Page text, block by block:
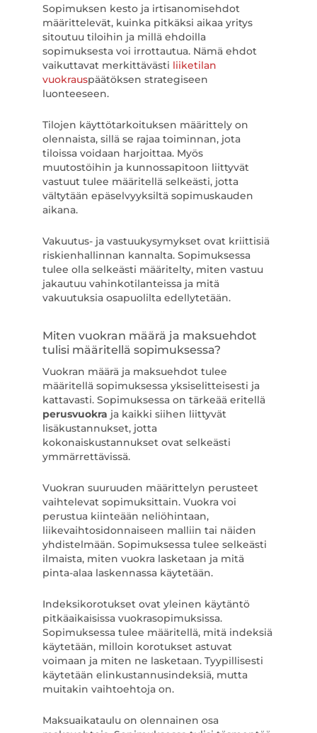
Sopimuksen kesto ja irtisanomisehdot
määrittelevät, kuinka pitkäksi aikaa yritys
sitoutuu tiloihin ja millä ehdoilla
sopimuksesta voi irrottautua. Nämä ehdot
vaikuttavat merkittävästi liiketilan
vuokrauspäätöksen strategiseen
luonteeseen.
Tilojen käyttötarkoituksen määrittely on
olennaista, sillä se rajaa toiminnan, jota
tiloissa voidaan harjoittaa. Myös
muutostöihin ja kunnossapitoon liittyvät
vastuut tulee määritellä selkeästi, jotta
vältytään epäselvyyksiltä sopimuskauden
aikana.
Vakuutus- ja vastuukysymykset ovat kriittisiä
riskienhallinnan kannalta. Sopimuksessa
tulee olla selkeästi määritelty, miten vastuu
jakautuu vahinkotilanteissa ja mitä
vakuutuksia osapuolilta edellytetään.
Miten vuokran määrä ja maksuehdot
tulisi määritellä sopimuksessa?
Vuokran määrä ja maksuehdot tulee
määritellä sopimuksessa yksiselitteisesti ja
kattavasti. Sopimuksessa on tärkeää eritellä
perusvuokra ja kaikki siihen liittyvät
lisäkustannukset, jotta
kokonaiskustannukset ovat selkeästi
ymmärrettävissä.
Vuokran suuruuden määrittelyn perusteet
vaihtelevat sopimuksittain. Vuokra voi
perustua kiinteään neliöhintaan,
liikevaihtosidonnaiseen malliin tai näiden
yhdistelmään. Sopimuksessa tulee selkeästi
ilmaista, miten vuokra lasketaan ja mitä
pinta-alaa laskennassa käytetään.
Indeksikorotukset ovat yleinen käytäntö
pitkäaikaisissa vuokrasopimuksissa.
Sopimuksessa tulee määritellä, mitä indeksiä
käytetään, milloin korotukset astuvat
voimaan ja miten ne lasketaan. Tyypillisesti
käytetään elinkustannusindeksiä, mutta
muitakin vaihtoehtoja on.
Maksuaikataulu on olennainen osa